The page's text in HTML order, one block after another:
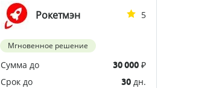
Рокетмэн 5
Мгновенное решение
Сумма до 30 000₽
Срок до
30дн.